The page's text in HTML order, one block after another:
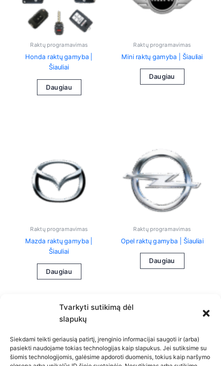
Tvarkyti sutikimą dėl
slapukų
Siekdami teikti geriausią patirtį, įrenginio informacijai saugoti ir (arba)
pasiekti naudojame tokias technologijas kaip slapukus. Jei sutiksime su
šiomis technologijomis, galėsime apdoroti duomenis, tokius kaip naršymo
Raktų programavimas
Honda raktų gamyba |
Šiauliai
Daugiau
Raktų programavimas
Mini raktų gamyba | Šiauliai
Daugiau
Raktų programavimas
Mazda raktų gamyba |
Šiauliai
Daugiau
Raktų programavimas
Opel raktų gamyba | Šiauliai
Daugiau